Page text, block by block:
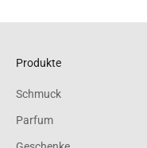
Produkte
Schmuck
Parfum